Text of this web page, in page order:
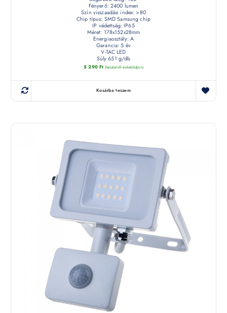
Fényerő: 2400 lumen
Szín visszaadási index: >80
Chip típus: SMD Samsung chip
IP védettség: IP65
Méret: 178x152x28mm
Energiaosztály: A
Garancia: 5 év
V-TAC LED
Súly 651 g/db
5 290 Ft (készletről érdeklődjön)
Kosárba teszem